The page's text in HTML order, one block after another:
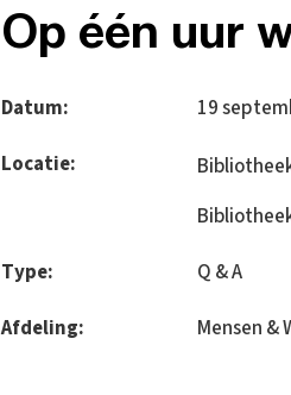
Op één uur
Datum:
19
Locatie:
Type:
Q & A
Afdeling:
Mensen &